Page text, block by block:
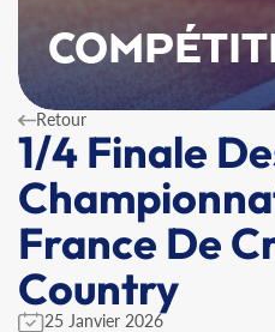
Retour
1/4 Finale
France De
Country
25 Janvier 2026